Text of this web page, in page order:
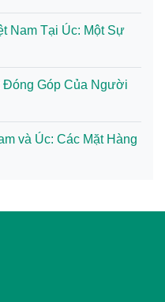
Nam Tại Úc: Một Sự
Đóng Góp Của Người
và Úc: Các Mặt Hàng